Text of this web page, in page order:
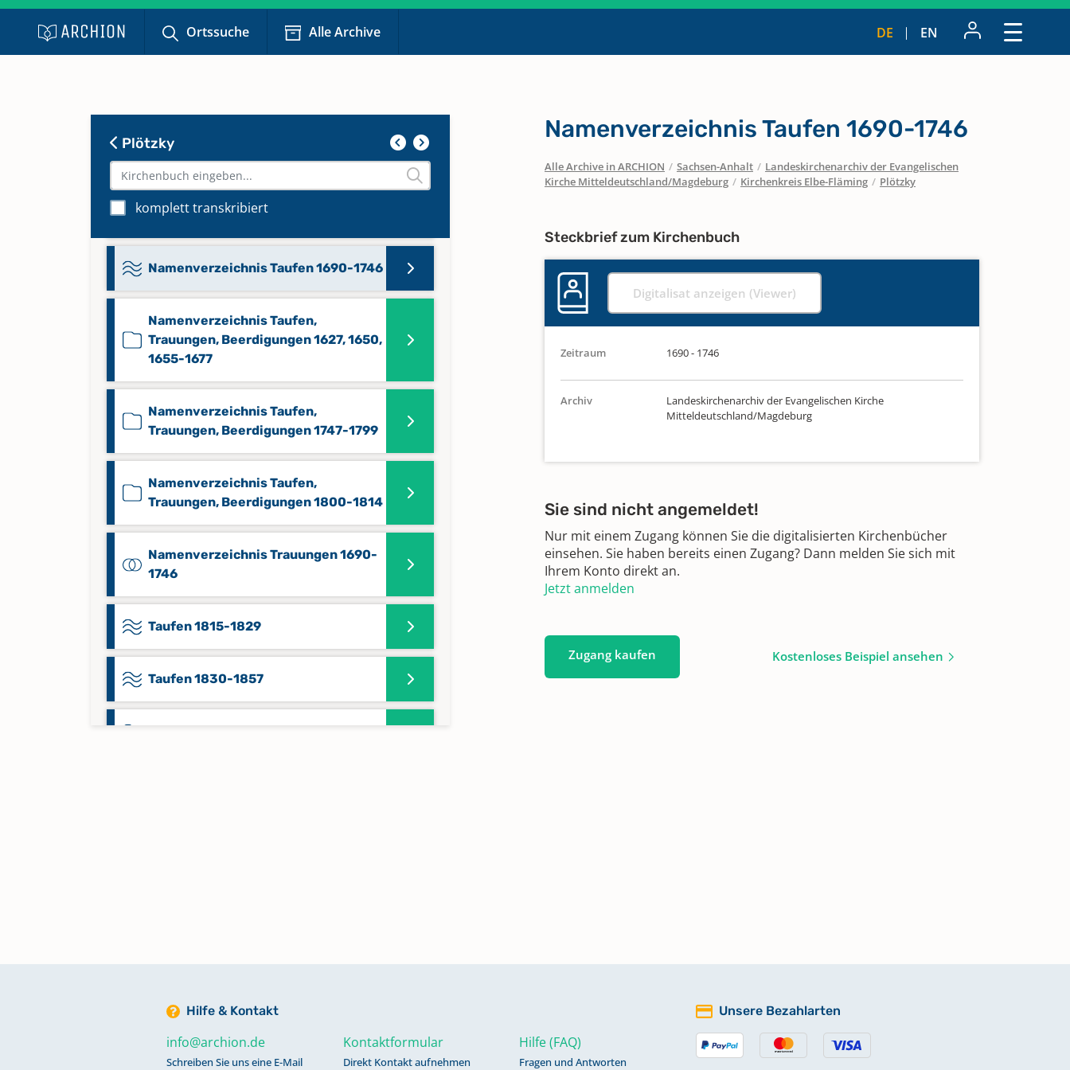
Ortssuche Alle Archive DE EN
Plötzky
komplett transkribiert
Beerdigungen 1858-1884
Konfirmanden 1815-1901
1690-1746
Namenverzeichnis Taufen 1690-1746
Namenverzeichnis Taufen,
Trauungen, Beerdigungen 1627, 1650,
1655-1677
Namenverzeichnis Taufen,
Trauungen, Beerdigungen 1747-1799
Namenverzeichnis Taufen,
Trauungen, Beerdigungen 1800-1814
Namenverzeichnis Trauungen 1690-
1746
Taufen 1815-1829
Taufen 1830-1857
Taufen, Trauungen, Beerdigungen
1747-1799
Namenverzeichnis Taufen 1690-1746
Alle Archive in ARCHION / Sachsen-Anhalt / Landeskirchenarchiv der Evangelischen
Kirche Mitteldeutschland/Magdeburg / Kirchenkreis Elbe-Fläming / Plötzky
Steckbrief zum Kirchenbuch
Digitalisat anzeigen (Viewer)
Zeitraum 1690 - 1746
Archiv
Landeskirchenarchiv der Evangelischen Kirche
Mitteldeutschland/Magdeburg
Sie sind nicht angemeldet!
Nur mit einem Zugang können Sie die digitalisierten Kirchenbücher
einsehen. Sie haben bereits einen Zugang? Dann melden Sie sich mit
Ihrem Konto direkt an.
Jetzt anmelden
Zugang kaufen Kostenloses Beispiel ansehen
Hilfe & Kontakt
info@archion.de
Schreiben Sie uns eine E-Mail
Kontaktformular
Direkt Kontakt aufnehmen
Hilfe (FAQ)
Fragen und Antworten
Unsere Bezahlarten